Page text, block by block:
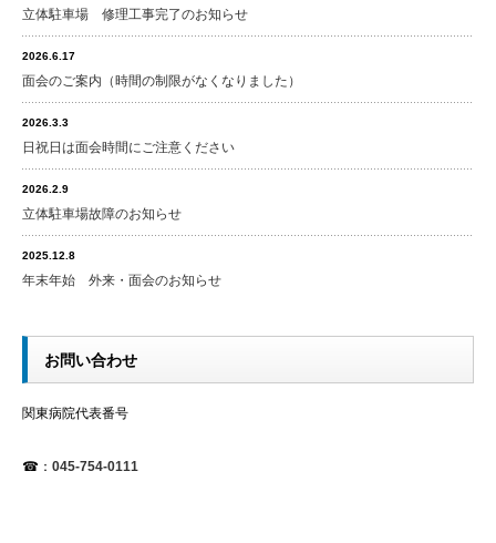
立体駐車場 修理工事完了のお知らせ
2026.6.17
面会のご案内（時間の制限がなくなりました）
2026.3.3
日祝日は面会時間にご注意ください
2026.2.9
立体駐車場故障のお知らせ
2025.12.8
年末年始 外来・面会のお知らせ
お問い合わせ
関東病院代表番号
☎： 045-754-0111